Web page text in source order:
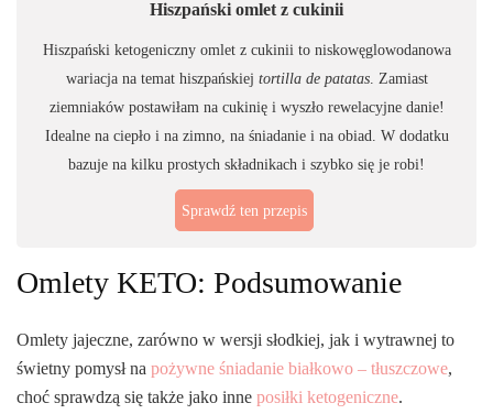
Hiszpański omlet z cukinii
Hiszpański ketogeniczny omlet z cukinii to niskowęglowodanowa
wariacja na temat hiszpańskiej tortilla de patatas. Zamiast
ziemniaków postawiłam na cukinię i wyszło rewelacyjne danie!
Idealne na ciepło i na zimno, na śniadanie i na obiad. W dodatku
bazuje na kilku prostych składnikach i szybko się je robi!
Sprawdź ten przepis
Omlety KETO: Podsumowanie
Omlety jajeczne, zarówno w wersji słodkiej, jak i wytrawnej to
świetny pomysł na pożywne śniadanie białkowo – tłuszczowe,
choć sprawdzą się także jako inne posiłki ketogeniczne.